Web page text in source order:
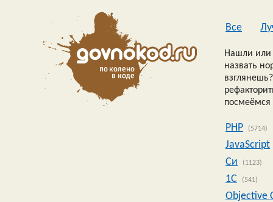
Все
Нашли или
назвать
посмеёмся
PHP (5714)
JavaScript
Си
(1123)
1C (541)
Objective